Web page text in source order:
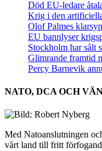
Död EU-ledare
Krig i den
Olof Palmes
EU bannlyser
Stockholm har sålt
Glimrande framtid
Percy Barnevik
NATO, DCA OCH
Med Natoanslutningen
vårt land till fritt